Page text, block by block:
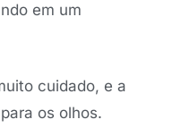
em um
cuidado, e a
os olhos.